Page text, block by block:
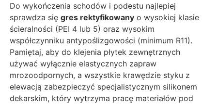
Do wykończenia schodów i podestu najlepiej
sprawdza się gres rektyfikowany o wysokiej klasie
ścieralności (PEI 4 lub 5) oraz wysokim
współczynniku antypoślizgowości (minimum R11).
Pamiętaj, aby do klejenia płytek zewnętrznych
używać wyłącznie elastycznych zapraw
mrozoodpornych, a wszystkie krawędzie styku z
elewacją zabezpieczyć specjalistycznym silikonem
dekarskim, który wytrzyma pracę materiałów pod